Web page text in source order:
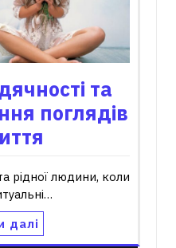
та
поглядів
рідної людини, коли
далі